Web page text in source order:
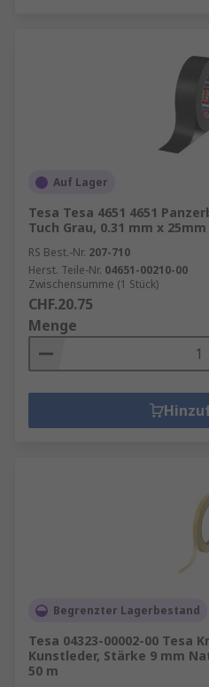
Auf Lager
Tesa Tesa 4651 4651
Tuch Grau, 0.31 mm x
RS Best.-Nr. 207-710
Herst. Teile-Nr. 04651-00210-00
Zwischensumme (1 Stück)
CHF.20.75
Menge
Begrenzter Lagerbestand
Tesa 04323-00002-00 Tesa
Kunstleder, Stärke 9 mm
50 m